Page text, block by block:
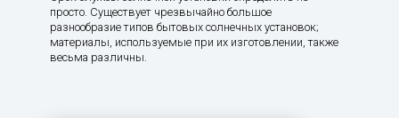
просто. Существует чрезвычайно большое
разнообразие типов бытовых солнечных установок;
материалы, используемые при их изготовлении, также
весьма различны.